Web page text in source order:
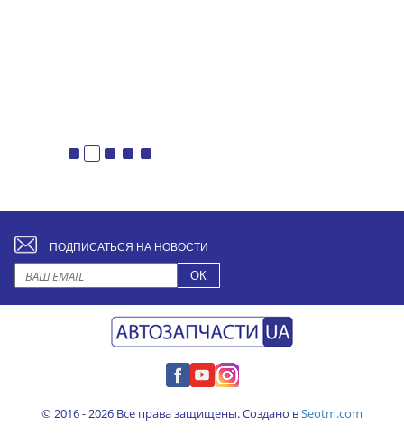
ПОДПИСАТЬСЯ НА НОВОСТИ
© 2016 - 2026 Все права защищены. Создано вSeotm.com